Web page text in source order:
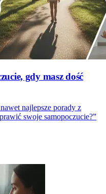
gdy masz dość
najlepsze porady z
swoje samopoczucie?”